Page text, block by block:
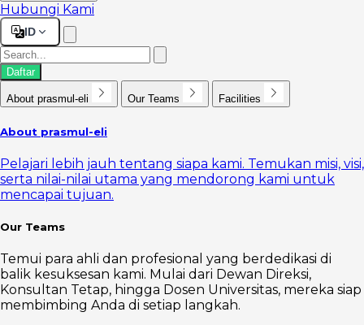
Hubungi Kami
ID
Daftar
About prasmul-eli Our Teams Facilities
About prasmul-eli
Pelajari lebih jauh tentang siapa kami. Temukan misi, visi,
serta nilai-nilai utama yang mendorong kami untuk
mencapai tujuan.
Our Teams
Temui para ahli dan profesional yang berdedikasi di
balik kesuksesan kami. Mulai dari Dewan Direksi,
Konsultan Tetap, hingga Dosen Universitas, mereka siap
membimbing Anda di setiap langkah.